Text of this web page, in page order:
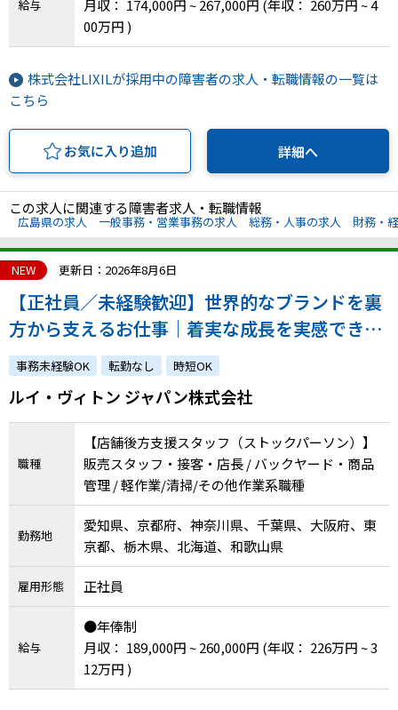
給与 月収： 174,000円 ~ 267,000円 (年収： 260万円 ~ 4
00万円 )
株式会社LIXILが採用中の障害者の求人・転職情報の一覧は
こちら
お気に入り追加 詳細へ
この求人に関連する障害者求人・転職情報
広島県の求人 一般事務・営業事務の求人 総務・人事の求人 財務・
NEW 更新日：2026年8月6日
【正社員／未経験歓迎】世界的なブランドを裏
方から支えるお仕事｜着実な成長を実感できる
環境です！｜atGPからの採用実績あり！
事務未経験OK 転勤なし 時短OK
ルイ・ヴィトン ジャパン株式会社
職種
【店舗後方支援スタッフ（ストックパーソン）】
販売スタッフ・接客・店長 / バックヤード・商品
管理 / 軽作業/清掃/その他作業系職種
勤務地
愛知県、京都府、神奈川県、千葉県、大阪府、東
京都、栃木県、北海道、和歌山県
雇用形態 正社員
給与
●年俸制
月収： 189,000円 ~ 260,000円 (年収： 226万円 ~ 3
12万円 )